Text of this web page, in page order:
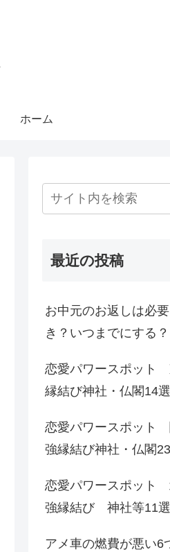
ホーム
最近の投稿
お中元のお返しは必
き？いつまでにする？
恋愛パワースポット
縁結び神社・仏閣14選
恋愛パワースポット
強縁結び神社・仏閣
恋愛パワースポット
強縁結び 神社等11選
アメ車の燃費が悪い